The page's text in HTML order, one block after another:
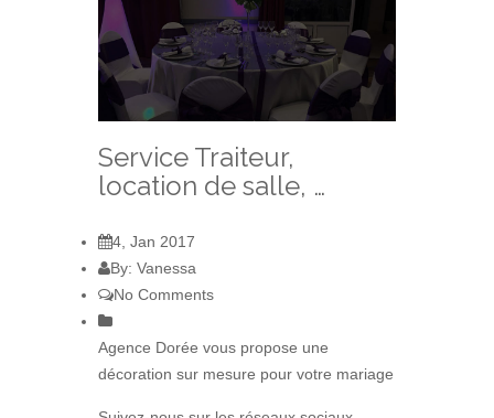
Service Traiteur,
location de salle, …
4, Jan 2017
By: Vanessa
No Comments
Agence Dorée vous propose une
décoration sur mesure pour votre mariage